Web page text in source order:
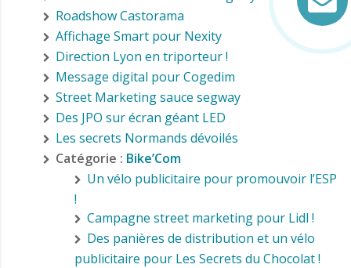
Roadshow Castorama
Affichage Smart pour Nexity
Direction Lyon en triporteur !
Message digital pour Cogedim
Street Marketing sauce segway
Des JPO sur écran géant LED
Les secrets Normands dévoilés
Catégorie : Bike’Com
Un vélo publicitaire pour promouvoir l’ESP
!
Campagne street marketing pour Lidl !
Des panières de distribution et un vélo
publicitaire pour Les Secrets du Chocolat !